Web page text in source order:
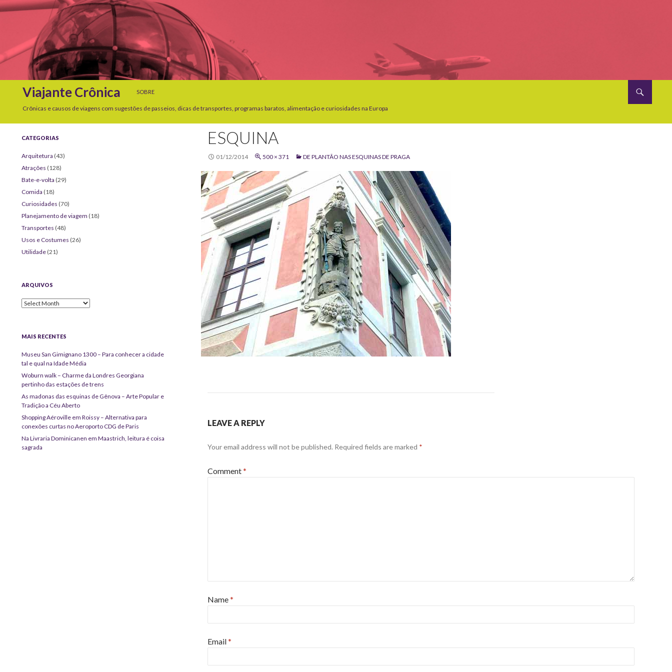
Viajante Crônica
SOBRE
Crônicas e causos de viagens com sugestões de passeios, dicas de transportes, programas baratos, alimentação e curiosidades na Europa
ESQUINA
01/12/2014 500 × 371 DE PLANTÃO NAS ESQUINAS DE PRAGA
LEAVE A REPLY
Your email address will not be published. Required fields are marked *
Comment*
Name*
Email*
CATEGORIAS
Arquitetura (43)
Atrações (128)
Bate-e-volta (29)
Comida (18)
Curiosidades (70)
Planejamento de viagem (18)
Transportes (48)
Usos e Costumes (26)
Utilidade (21)
ARQUIVOS
Arquivos
MAIS RECENTES
Museu San Gimignano 1300 – Para conhecer a cidade
tal e qual na Idade Média
Woburn walk – Charme da Londres Georgiana
pertinho das estações de trens
As madonas das esquinas de Gênova – Arte Popular e
Tradição a Céu Aberto
Shopping Aéroville em Roissy – Alternativa para
conexões curtas no Aeroporto CDG de Paris
Na Livraria Dominicanen em Maastrich, leitura é coisa
sagrada